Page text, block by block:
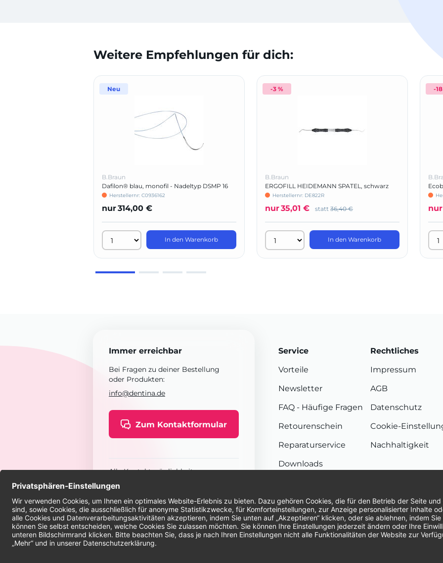
Weitere Empfehlungen für dich:
Neu
B.Braun
Dafilon® blau, monofil - Nadeltyp DSMP 16
Herstellernr: C0936162
nur314,00 €
In den Warenkorb
-3 %
B.Braun
ERGOFILL HEIDEMANN SPATEL, schwarz
Herstellernr: DE822R
nur35,01 € statt 36,40 €
In den Warenkorb
-
nur
Immer erreichbar
Bei Fragen zu deiner Bestellung
oder Produkten:
info@dentina.de
Zum Kontaktformular
Alle Kontaktmöglichkeiten
Service
Vorteile
Newsletter
FAQ - Häufige Fragen
Retourenschein
Reparaturservice
Downloads
Rechtliches
Impressum
AGB
Datenschutz
Cookie-
Nachhaltigkeit